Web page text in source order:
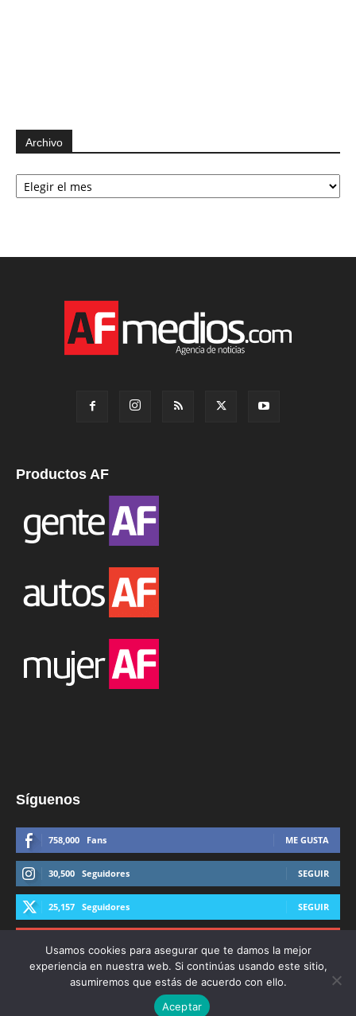
Archivo
Archivo
Productos AF
Síguenos
758,000 Fans ME GUSTA
30,500 Seguidores SEGUIR
25,157 Seguidores SEGUIR
© Derechos Reservados AFmedios 2021
Usamos cookies para asegurar que te damos la mejor
experiencia en nuestra web. Si continúas usando este sitio,
asumiremos que estás de acuerdo con ello.
Aceptar